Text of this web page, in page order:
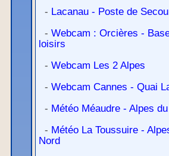
- Lacanau - Poste de
- Webcam : Orcières -
loisirs
- Webcam Les 2 Alpes
- Webcam Cannes - Quai
- Météo Méaudre - Alpes
- Météo La Toussuire -
Nord